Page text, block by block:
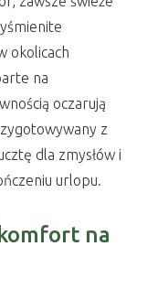
okolicach
na
oczarują
z
dla zmysłów i
urlopu.
na